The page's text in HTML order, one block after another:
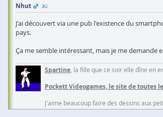
Nhut
J'ai découvert via une pub l'existence du
pays.
Ça me semble intéressant, mais je me
Spartine , la fille que ce soir elle dîne en
Pockett Videogames, le site de toutes
J'aime beaucoup faire des dessins aux